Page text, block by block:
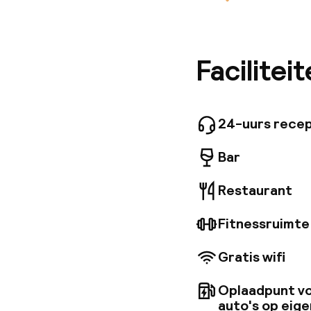
perfect
24-uurs
Bar
Restaurant
Gratis wifi
Oplaadpunt
auto's op